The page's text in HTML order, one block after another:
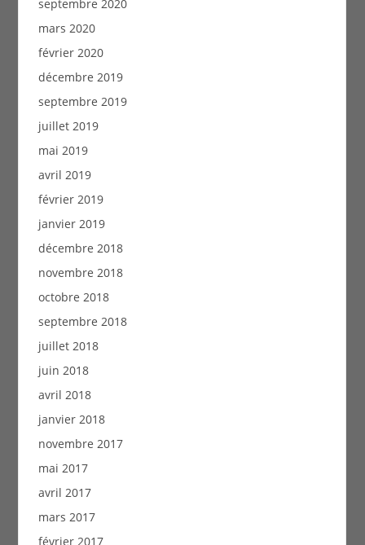
septembre 2020
mars 2020
février 2020
décembre 2019
septembre 2019
juillet 2019
mai 2019
avril 2019
février 2019
janvier 2019
décembre 2018
novembre 2018
octobre 2018
septembre 2018
juillet 2018
juin 2018
avril 2018
janvier 2018
novembre 2017
mai 2017
avril 2017
mars 2017
février 2017